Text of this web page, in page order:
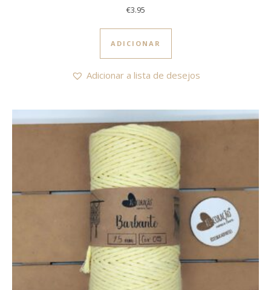
€3.95
ADICIONAR
Adicionar a lista de desejos